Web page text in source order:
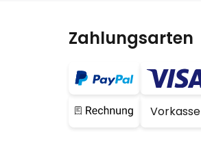
Zahlungsarten
Vorkasse